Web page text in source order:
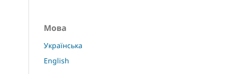
Мова
Українська
English